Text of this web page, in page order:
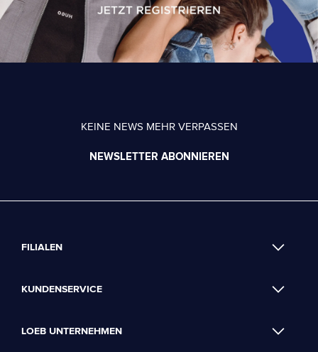
KEINE NEWS MEHR VERPASSEN
NEWSLETTER ABONNIEREN
FILIALEN
KUNDENSERVICE
LOEB UNTERNEHMEN